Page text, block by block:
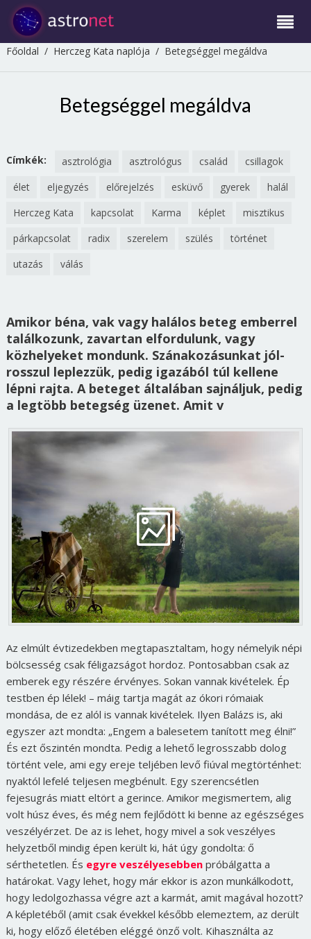
Főoldal / Herczeg Kata naplója / Betegséggel megáldva
Betegséggel megáldva
Címkék: asztrológia asztrológus család
csillagok
élet
eljegyzés előrejelzés esküvő gyerek
halál
Herczeg Kata
kapcsolat Karma képlet
misztikus
párkapcsolat
radix szerelem szülés
történet
utazás
válás
Amikor béna, vak vagy halálos beteg emberrel
találkozunk, zavartan elfordulunk, vagy
közhelyeket mondunk. Szánakozásunkat jól-
rosszul leplezzük, pedig igazából túl kellene
lépni rajta. A beteget általában sajnáljuk, pedig
a legtöbb betegség üzenet. Amit v
Az elmúlt évtizedekben megtapasztaltam, hogy némelyik népi
bölcsesség csak féligazságot hordoz. Pontosabban csak az
emberek egy részére érvényes. Sokan vannak kivételek. Ép
testben ép lélek! – máig tartja magát az ókori rómaiak
mondása, de ez alól is vannak kivételek. Ilyen Balázs is, aki
egyszer azt mondta: „Engem a balesetem tanított meg élni!”
És ezt őszintén mondta. Pedig a lehető legrosszabb dolog
történt vele, ami egy ereje teljében levő fiúval megtörténhet:
nyaktól lefelé teljesen megbénult. Egy szerencsétlen
fejesugrás miatt eltört a gerince. Amikor megismertem, alig
volt húsz éves, és még nem fejlődött ki benne az egészséges
veszélyérzet. De az is lehet, hogy mivel a sok veszélyes
helyzetből mindig épen került ki, hát úgy gondolta: ő
sérthetetlen. És egyre veszélyesebbenpróbálgatta a
határokat. Vagy lehet, hogy már ekkor is azon munkálkodott,
hogy ledolgozhassa végre azt a karmát, amit magával hozott?
A képletéből (amit csak évekkel később elemeztem, az derült
ki, hogy előző életében eléggé önző volt. Kihasználta az